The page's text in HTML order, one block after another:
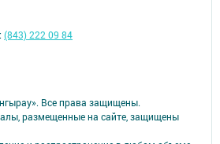
Все права защищены.
размещенные на сайте, защищены
(843) 222 09 84